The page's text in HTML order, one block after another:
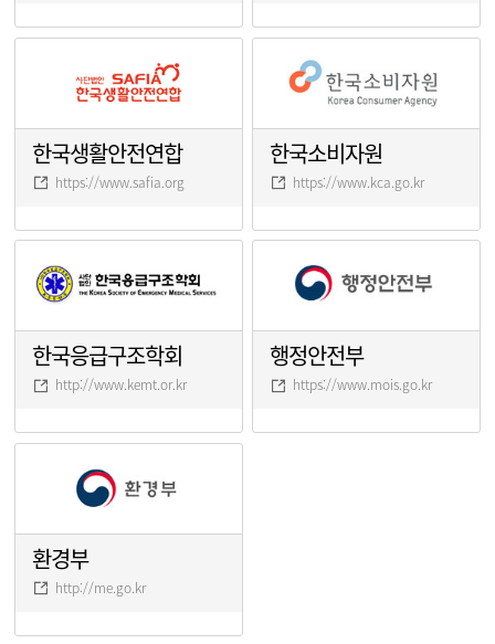
한국생활안전연합
https://www.safia.org
한국소비자원
https://www.kca.go.kr
한국응급구조학회
http://www.kemt.or.kr
행정안전부
https://www.mois.go.kr
환경부
http://me.go.kr